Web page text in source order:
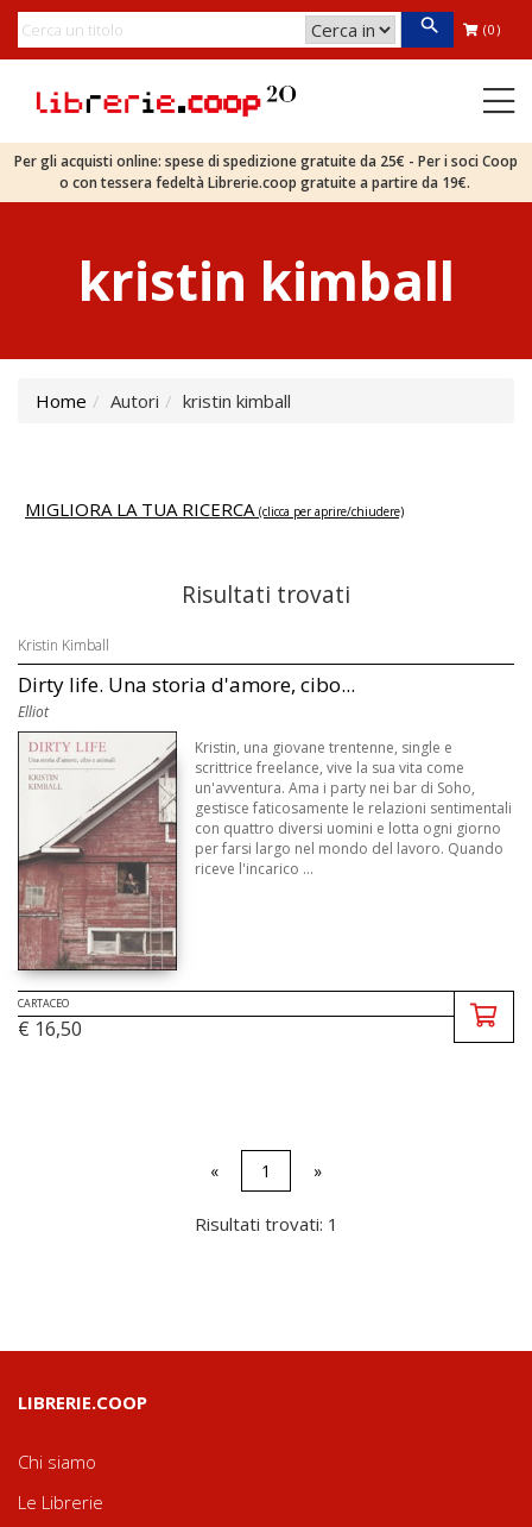
(0)
Per gli acquisti online: spese di spedizione gratuite da 25€ - Per i soci Coop
o con tessera fedeltà Librerie.coop gratuite a partire da 19€.
kristin kimball
Home Autori kristin kimball
MIGLIORA LA TUA RICERCA (clicca per aprire/chiudere)
Risultati trovati
Kristin Kimball
Dirty life. Una storia d'amore, cibo...
Elliot
Kristin, una giovane trentenne, single e
scrittrice freelance, vive la sua vita come
un'avventura. Ama i party nei bar di Soho,
gestisce faticosamente le relazioni sentimentali
con quattro diversi uomini e lotta ogni giorno
per farsi largo nel mondo del lavoro. Quando
riceve l'incarico ...
CARTACEO
€ 16,50
« 1 »
Risultati trovati: 1
LIBRERIE.COOP
Chi siamo
Le Librerie